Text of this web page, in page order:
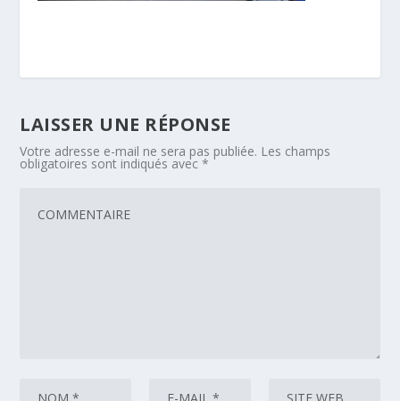
LAISSER UNE RÉPONSE
Votre adresse e-mail ne sera pas publiée. Les champs
obligatoires sont indiqués avec*